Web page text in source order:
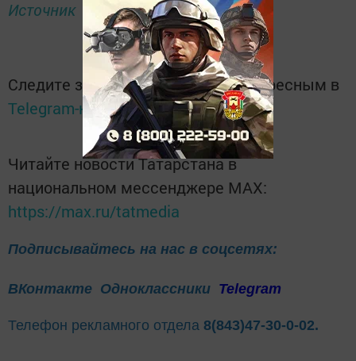
Источник
Следите за самым важным и интересным в
Telegram-каналеТатмедиа
Читайте новости Татарстана в
национальном мессенджере MАХ:
https://max.ru/tatmedia
Подписывайтесь на нас в соцсетях:
ВКонтакте Одноклассники Telegram
Телефон рекламного отдела 8(843)47-30-0-02.